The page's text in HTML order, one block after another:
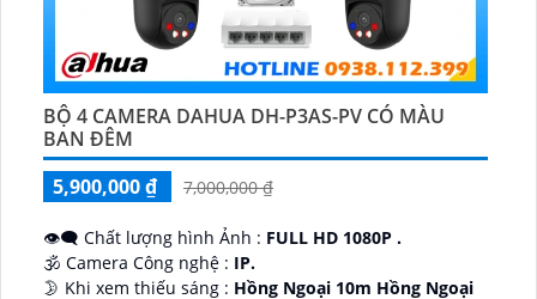
BỘ 4 CAMERA DAHUA DH-P3AS-PV CÓ MÀU
BAN ĐÊM
5,900,000 ₫
7,000,000 ₫
👁️‍🗨 Chất lượng hình Ảnh : FULL HD 1080P .
🕉️ Camera Công nghệ : IP.
🌛 Khi xem thiếu sáng : Hồng Ngoại 10m Hồng Ngoại